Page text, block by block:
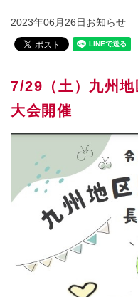
2023年06月26日お知らせ
7/29（土）九州
大会開催